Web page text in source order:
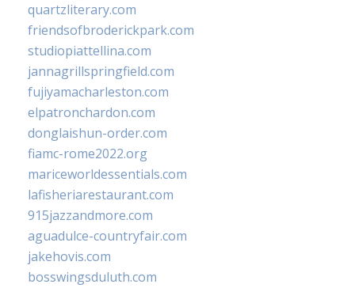
quartzliterary.com
friendsofbroderickpark.com
studiopiattellina.com
jannagrillspringfield.com
fujiyamacharleston.com
elpatronchardon.com
donglaishun-order.com
fiamc-rome2022.org
mariceworldessentials.com
lafisheriarestaurant.com
915jazzandmore.com
aguadulce-countryfair.com
jakehovis.com
bosswingsduluth.com